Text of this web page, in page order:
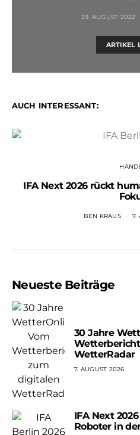
29. AUGUST 2022
ARTIKEL
AUCH INTERESSANT:
IFA Next 2026 rückt
BEN KRAUS 7.
Neueste Beiträge
30 Jahre
WetterRadar
7. AUGUST 2026
IFA Next
Roboter in